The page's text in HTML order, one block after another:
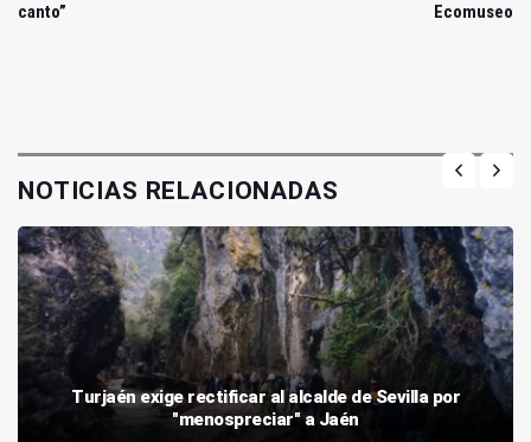
canto”
Ecomuseo
NOTICIAS RELACIONADAS
Turjaén exige rectificar al alcalde de Sevilla por
"menospreciar" a Jaén